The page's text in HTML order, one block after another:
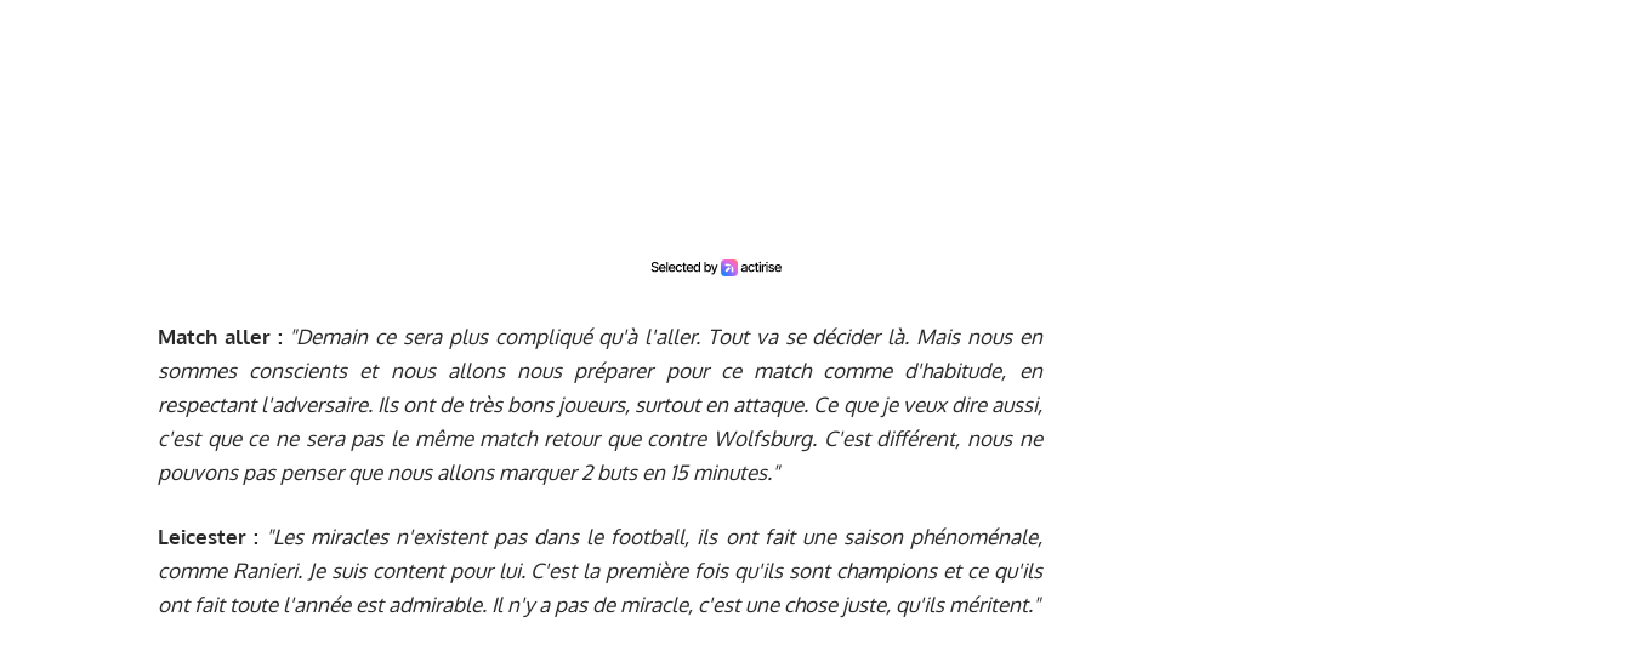
Match aller : "Demain ce sera plus compliqué qu'à l'aller. Tout va se décider là. Mais nous en
sommes conscients et nous allons nous préparer pour ce match comme d'habitude, en
respectant l'adversaire. Ils ont de très bons joueurs, surtout en attaque. Ce que je veux dire aussi,
c'est que ce ne sera pas le même match retour que contre Wolfsburg. C'est différent, nous ne
pouvons pas penser que nous allons marquer 2 buts en 15 minutes."
Leicester : "Les miracles n'existent pas dans le football, ils ont fait une saison phénoménale,
comme Ranieri. Je suis content pour lui. C'est la première fois qu'ils sont champions et ce qu'ils
ont fait toute l'année est admirable. Il n'y a pas de miracle, c'est une chose juste, qu'ils méritent."